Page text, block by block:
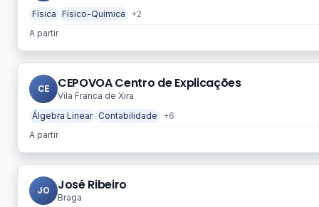
Física Físico-Química
+2
A partir
CE CEPOVOA Centro de Explicações
Vila Franca de Xira
Álgebra Linear Contabilidade
+6
A partir
JO José Ribeiro
Braga